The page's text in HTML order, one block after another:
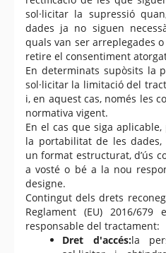
sol·licitar la supressió
dades ja no siguen
quals van ser arreplegades
retire el consentiment
En determinats supòsits la
sol·licitar la limitació del
i, en aquest cas, només les
normativa vigent.
En el cas que siga
la portabilitat de les
un format estructurat, d’ús
a vosté o bé a la nou
designe.
Contingut dels drets
Reglament (EU) 2016/
responsable del tractament:
Dret d'accés:la